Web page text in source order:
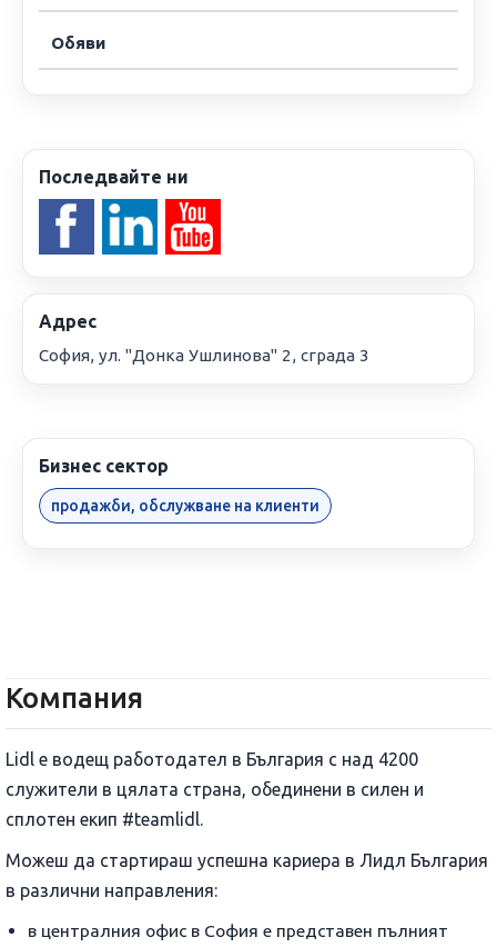
Обяви
Последвайте ни
Адрес
София, ул. "Донка Ушлинова" 2, сграда 3
Бизнес сектор
продажби, обслужване на клиенти
Компания
Lidl е водещ работодател в България с над 4200
служители в цялата страна, обединени в силен и
сплотен екип #teamlidl.
Можеш да стартираш успешна кариера в Лидл България
в различни направления:
в централния офис в София е представен пълният